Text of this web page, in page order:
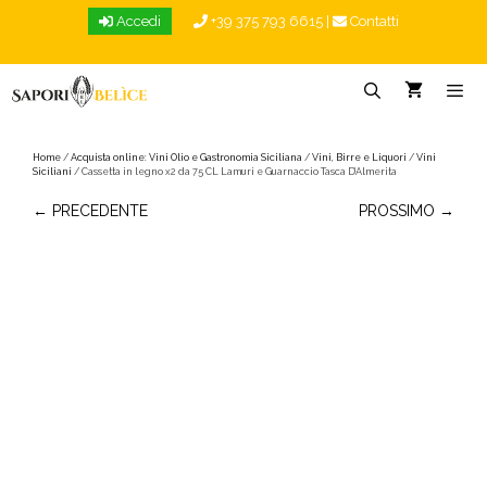
Accedi +39 375 793 6615 Contatti
Home / Acquista online: Vini Olio e Gastronomia Siciliana / Vini, Birre e Liquori / Vini
Siciliani / Cassetta in legno x2 da 75 CL Lamuri e Guarnaccio Tasca D’Almerita
← PRECEDENTE PROSSIMO →